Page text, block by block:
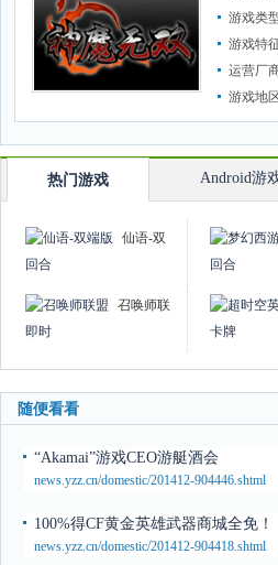
游戏类
游戏特
运营厂
游戏地
热门游戏 Android游
仙语-双
回合 回合
召唤师联
即时 卡牌
随便看看
“Akamai”游戏CEO游艇酒会
news.yzz.cn/domestic/201412-904446.shtml
100%得CF黄金英雄武器商城全免！
news.yzz.cn/domestic/201412-904418.shtml